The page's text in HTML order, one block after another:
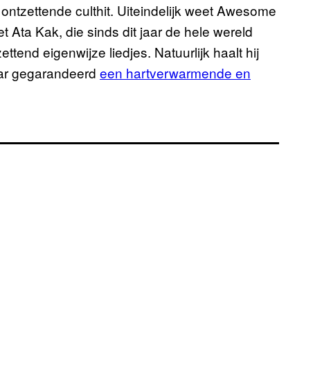
culthit. Uiteindelijk weet Awesome
Ata Kak, die sinds dit jaar de hele wereld
eigenwijze liedjes. Natuurlijk haalt hij
gegarandeerd een hartverwarmende en